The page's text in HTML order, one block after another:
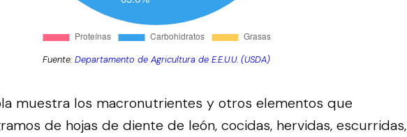
Fuente:Departamento de Agricultura de E.E.U.U. (USDA)
muestra los macronutrientes y otros elementos que
de hojas de diente de león, cocidas, hervidas, escurridas,